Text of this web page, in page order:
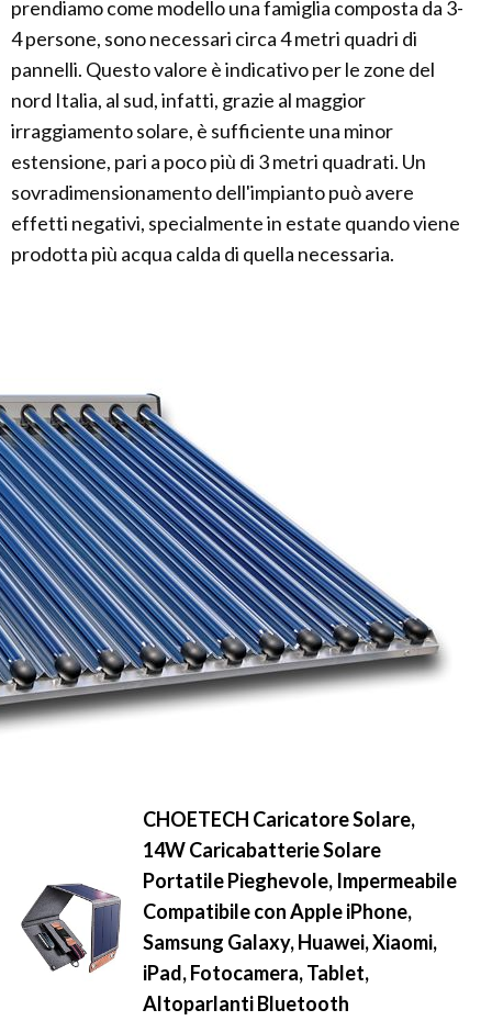
prendiamo come modello una famiglia composta da 3-
4 persone, sono necessari circa 4 metri quadri di
pannelli. Questo valore è indicativo per le zone del
nord Italia, al sud, infatti, grazie al maggior
irraggiamento solare, è sufficiente una minor
estensione, pari a poco più di 3 metri quadrati. Un
sovradimensionamento dell'impianto può avere
effetti negativi, specialmente in estate quando viene
prodotta più acqua calda di quella necessaria.
CHOETECH Caricatore Solare,
14W Caricabatterie Solare
Portatile Pieghevole, Impermeabile
Compatibile con Apple iPhone,
Samsung Galaxy, Huawei, Xiaomi,
iPad, Fotocamera, Tablet,
Altoparlanti Bluetooth